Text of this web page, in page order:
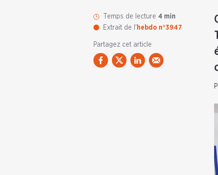
Temps de lecture 4 min
Extrait de l' hebdo n°3947
Partagez cet article